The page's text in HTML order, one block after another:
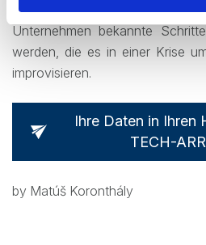
Wiederherstellungsverfahren
Unternehmen bekannte
werden, die es in einer Krise
improvisieren.
Ihre Daten in Ihren
TECH-
by Matúš Koronthály